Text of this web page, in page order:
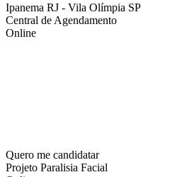
Ipanema RJ - Vila Olímpia SP
Central de Agendamento
Online
Quero me candidatar
Projeto Paralisia Facial